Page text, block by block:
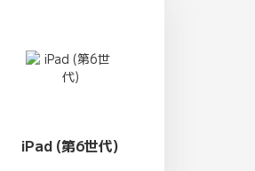
iPad (第6世代)